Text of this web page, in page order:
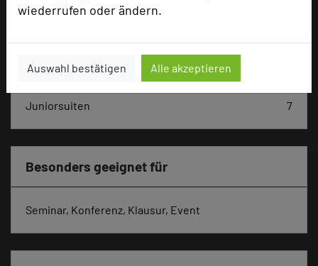
wiederrufen oder ändern.
Auswahl bestätigen Alle akzeptieren
Tagungsräume
Einzelzimmer
Juniorsuiten
7
Besonders geeignet für
Seminar, Konferenz, Klausur, Event